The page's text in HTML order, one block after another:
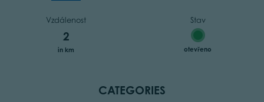
Vzdálenost
2
in km
Stav
otevřeno
CATEGORIES